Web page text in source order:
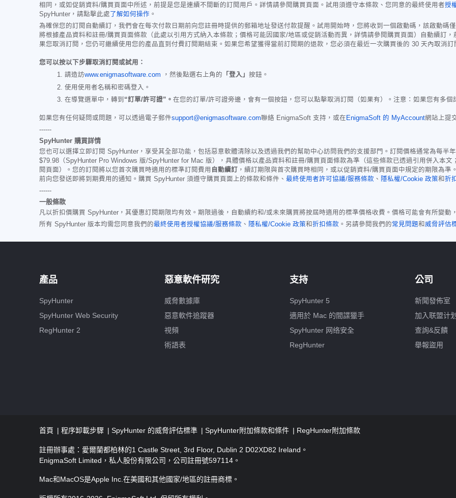
相同，或如促銷資料/購買頁面中所述，前提是您是連續不間斷的訂閱用戶。詳情請參閱購買頁面。試用須遵守本條款、您同意的最終使用者授
SpyHunter，請點擊此處 了解如何操作 。
為確保您的訂閱自動續訂，我們會在每次付款日期前向您註冊時提供的郵箱地址發送付款提醒。試用開始時，您將收到一個啟動碼，該啟動碼
將根據產品資料和註冊/購買頁面條款（此處以引用方式納入本條款；價格可能因國家/地區或促銷活動而異，詳情請參閱購買頁面）自動續訂
果您取消訂閱，您仍可繼續使用您的產品直到付費訂閱期結束。如果您希望獲得當前訂閱期的退款，您必須在最近一次購買後的 30 天內取消
您可以按以下步驟取消訂閱或試用：
請造訪www.enigmasoftware.com ，然後點選右上角的 「登入」 按鈕。
使用使用者名稱和密碼登入。
在導覽選單中，轉到 “訂單/許可證”。 在您的訂單/許可證旁邊，會有一個按鈕，您可以點擊取消訂閱（如果有）。注意：如果您有多個
如果您有任何疑問或問題，可以透過電子郵件support@enigmasoftware.com聯絡 EnigmaSoft 支持，或在 EnigmaSoft 的 MyAccount網站上提
------
SpyHunter 購買詳情
您也可以選擇立即訂閱 SpyHunter，享受其全部功能，包括惡意軟體清除以及透過我們的幫助中心訪問我們的支援部門。訂閱價格通常為每半年
$79.98 （SpyHunter Pro Windows 版/SpyHunter for Mac 版），具體價格以產品資料和註冊/購買頁面條款為準（這些條款已透過引用併入本
閱頁面）。您的訂閱將以您首次購買時適用的標準訂閱費用 自動續訂 ，續訂期限與首次購買時相同，或以促銷資料/購買頁面中規定的期限為
前向您發送即將到期費用的通知。購買 SpyHunter 須遵守購買頁面上的條款和條件、 最終使用者許可協議/服務條款 、 隱私權/Cookie 政策和折
------
一般條款
凡以折扣價購買 SpyHunter，其優惠訂閱期限均有效。期限過後，自動續約和/或未來購買將按屆時適用的標準價格收費。價格可能會有所變動
所有 SpyHunter 版本均需您同意我們的最終使用者授權協議/服務條款 、 隱私權/Cookie 政策和折扣條款 。另請參閱我們的常見問題和 威脅評估
產品
SpyHunter
SpyHunter Web Security
RegHunter 2
惡意軟件研究
威脅數據庫
惡意軟件追蹤器
視頻
術語表
支持
SpyHunter 5
適用於 Mac 的間諜獵手
SpyHunter 网络安全
RegHunter
公司
新聞發佈室
加入联盟计划
查詢&反饋
舉報盜用
首頁 程序卸載步驟 SpyHunter 的威脅評估標準 SpyHunter附加條款和條件 RegHunter附加條款
註冊辦事處：愛爾蘭都柏林的1 Castle Street, 3rd Floor, Dublin 2 D02XD82 Ireland。
EnigmaSoft Limited，私人股份有限公司，公司註冊號597114。
Mac和MacOS是Apple Inc.在美國和其他國家/地區的註冊商標。